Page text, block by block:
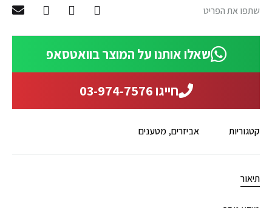
שתפו את הפריט
שאלו אותנו על המוצר בוואטסאפ
חייגו 03-974-7576
קטגוריות אביזרים,מטענים
תיאור